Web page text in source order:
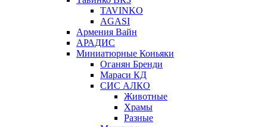
TAVINKO
AGASI
Армения Вайн
АРАДИС
Миниатюрные Коньяки
Оганян Бренди
Мараси КД
СИС АЛКО
Животные
Храмы
Разные